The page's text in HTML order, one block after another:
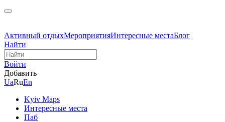
Активный отдыхМероприятияИнтересные местаБлог
Найти
Войти
Добавить
UaRuEn
Kyiv Maps
Интересные места
Паб